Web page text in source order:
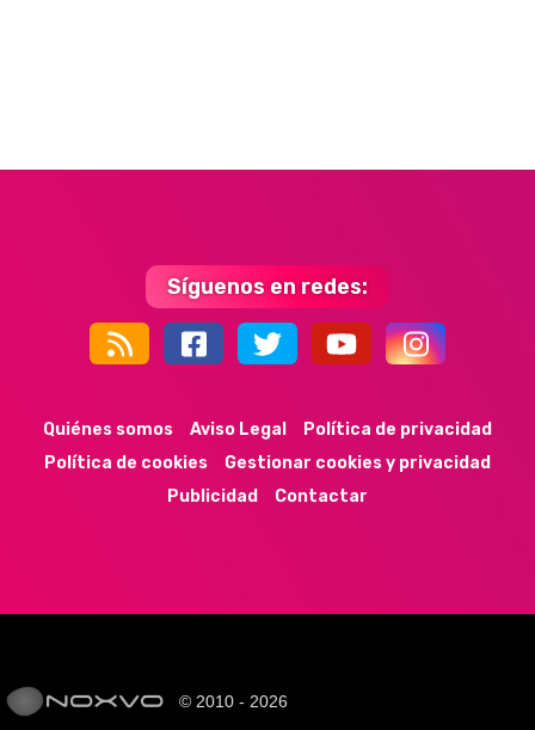
Síguenos en redes:
44k 9k 35k 352
Quiénes somos Aviso Legal
Política de privacidad
Política de cookies
Gestionar cookies y privacidad
Publicidad
Contactar
© 2010 - 2026